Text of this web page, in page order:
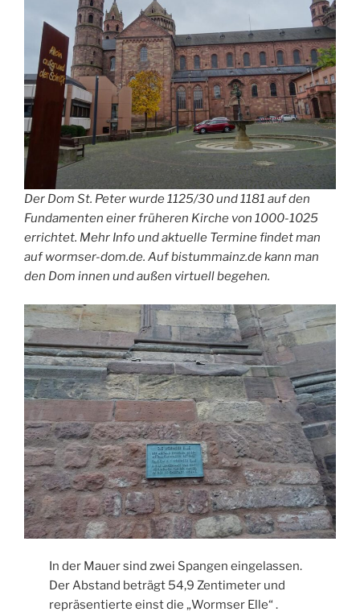
Der Dom St. Peter wurde 1125/30 und 1181 auf den
Fundamenten einer früheren Kirche von 1000-1025
errichtet. Mehr Info und aktuelle Termine findet man
auf wormser-dom.de. Auf bistummainz.de kann man
den Dom innen und außen virtuell begehen.
In der Mauer sind zwei Spangen eingelassen.
Der Abstand beträgt 54,9 Zentimeter und
repräsentierte einst die „Wormser Elle“ .